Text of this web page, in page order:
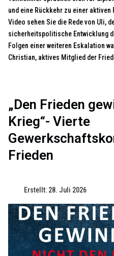
und eine Rückkehr zu einer
Video sehen Sie die Rede von Uli,
sicherheitspolitische Entwicklung
Folgen einer weiteren Eskalation
Christian, aktives Mitglied der
„Den Frieden
Krieg“- Vierte
Frieden
Erstellt: 28. Juli 2026